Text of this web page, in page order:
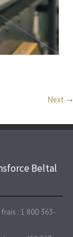
Next →
Beltal
frais : 1 800 363-